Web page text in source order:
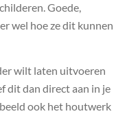
Goede,
wel hoe ze dit kunnen
wilt laten uitvoeren
dit dan direct aan in je
ook het houtwerk